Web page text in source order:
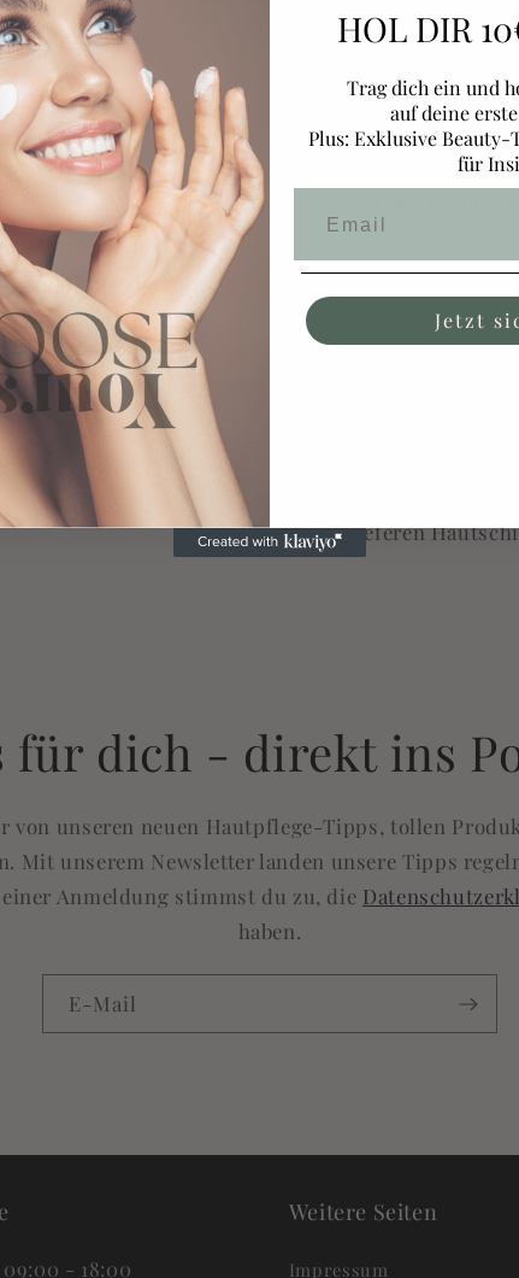
Teilen
erhältst du
von 49 Euro.
Wir Entwickeln und
regionale nachhaltige
werden sinnvoll
füllen per Hand ab.
an und verpasse
Du hast dich für
entschieden. Sie sind
in die tieferen
für dich - direkt ins
von unseren neuen Hautpflege-Tipps, tollen
Mit unserem Newsletter landen unsere Tipps
Anmeldung stimmst du zu, die
haben.
E-Mail
- 18:00
Weitere Seiten
Impressum
HOL DIR
Trag dich ein und
auf deine
Plus: Exklusive
für
Jetzt